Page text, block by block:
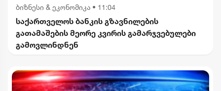
ბიზნესი & ეკონომიკა • 11:04
საქართველოს ბანკის გზავნილების
გათამაშების მეორე კვირის გამარჯვებულები
გამოვლინდნენ